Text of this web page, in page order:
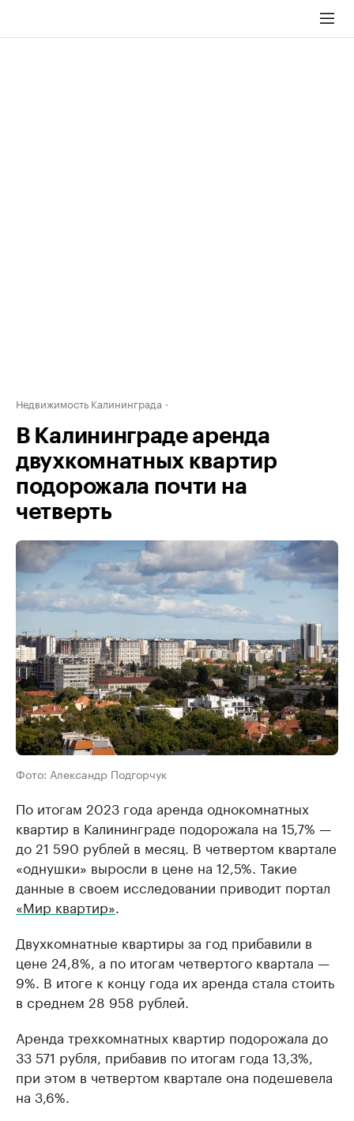
Недвижимость Калининграда
В Калининграде аренда
двухкомнатных квартир
подорожала почти на
четверть
Фото: Александр Подгорчук
По итогам 2023 года аренда однокомнатных
квартир в Калининграде подорожала на 15,7% —
до 21 590 рублей в месяц. В четвертом квартале
«однушки» выросли в цене на 12,5%. Такие
данные в своем исследовании приводит портал
«Мир квартир»
Двухкомнатные квартиры за год прибавили в
цене 24,8%, а по итогам четвертого квартала —
9%. В итоге к концу года их аренда стала стоить
в среднем 28 958 рублей.
Аренда трехкомнатных квартир подорожала до
33 571 рубля, прибавив по итогам года 13,3%,
при этом в четвертом квартале она подешевела
на 3,6%.